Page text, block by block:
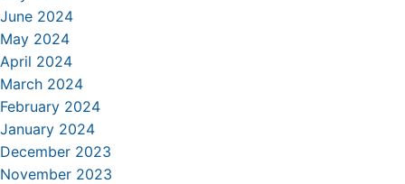
June 2024
May 2024
April 2024
March 2024
February 2024
January 2024
December 2023
November 2023